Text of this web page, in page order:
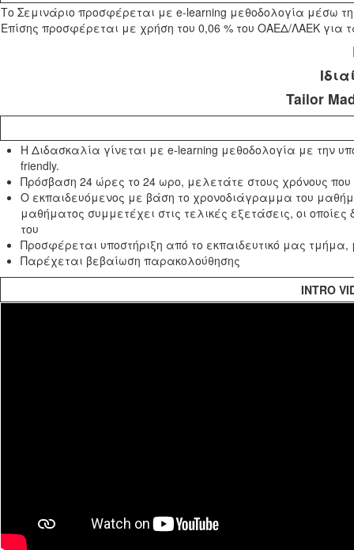
Το Σεμινάριο προσφέρεται με e-learning μεθοδολογία μέσω
Επίσης προσφέρεται με χρήση του 0,06 % του ΟΑΕΔ/ΛΑΕΚ για
Tailor
Η Διδασκαλία γίνεται με e-learning μεθοδολογία με την
friendly.
Πρόσβαση 24 ώρες το 24 ωρο, μελετάτε στους χρόνους που
Ο εκπαιδευόμενος με βάση το χρονοδιάγραμμα του
μαθήματος συμμετέχει στις τελικές εξετάσεις, οι
του
Προσφέρεται υποστήριξη από το εκπαιδευτικό μας
Παρέχεται βεβαίωση παρακολούθησης
INTRO